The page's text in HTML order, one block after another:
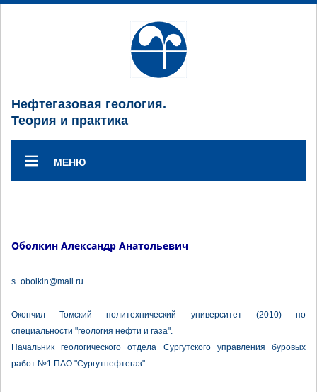
Нефтегазовая геология.
Теория и практика
МЕНЮ
Оболкин Александр Анатольевич
s_obolkin@mail.ru
Окончил Томский политехнический университет (2010) по
специальности "геология нефти и газа".
Начальник геологического отдела Сургутского управления буровых
работ №1 ПАО "Сургутнефтегаз".